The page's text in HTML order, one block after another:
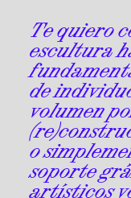
Te quiero
escultura
de
volumen
o
soporte
artísticos